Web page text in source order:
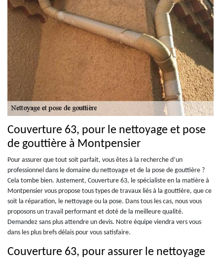
Couverture 63, pour le nettoyage et pose
de gouttière à Montpensier
Pour assurer que tout soit parfait, vous êtes à la recherche d’un
professionnel dans le domaine du nettoyage et de la pose de gouttière ?
Cela tombe bien. Justement, Couverture 63, le spécialiste en la matière à
Montpensier vous propose tous types de travaux liés à la gouttière, que ce
soit la réparation, le nettoyage ou la pose. Dans tous les cas, nous vous
proposons un travail performant et doté de la meilleure qualité.
Demandez sans plus attendre un devis. Notre équipe viendra vers vous
dans les plus brefs délais pour vous satisfaire.
Couverture 63, pour assurer le nettoyage